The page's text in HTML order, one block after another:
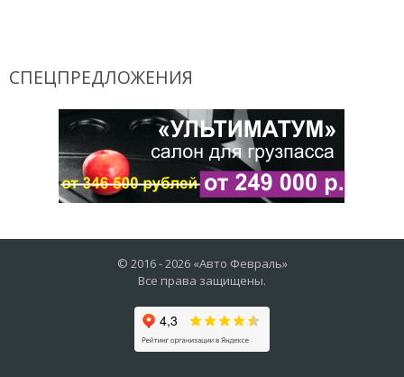
СПЕЦПРЕДЛОЖЕНИЯ
© 2016 -2026 «Авто Февраль»
Все права защищены.